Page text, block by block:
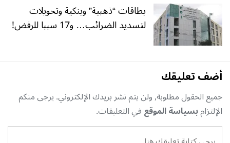
بطاقات “ذهبية” وبنكية وتحويلات
لتسديد الضرائب… و17 سببا للرفض!
أضف تعليقك
جميع الحقول مطلوبة, ولن يتم نشر بريدك الإلكتروني. يرجى منكم
الإلتزامبسياسة الموقعفي التعليقات.